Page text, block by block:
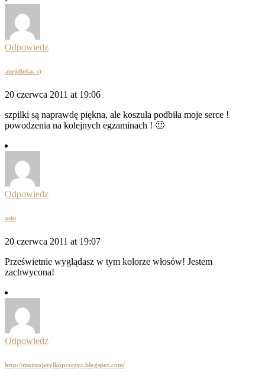
Odpowiedz
.mejdinka. :)
20 czerwca 2011 at 19:06
szpilki są naprawdę piękna, ale koszula podbiła moje serce !
powodzenia na kolejnych egzaminach ! 🙂
Odpowiedz
asiu
20 czerwca 2011 at 19:07
Prześwietnie wyglądasz w tym kolorze włosów! Jestem
zachwycona!
Odpowiedz
http://moznajetylkoprzezyc.blogspot.com/